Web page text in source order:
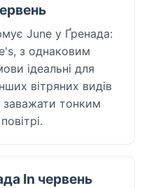
June у Ґренада:
з однаковим
ідеальні для
вітряних видів
заважати тонким
In червень